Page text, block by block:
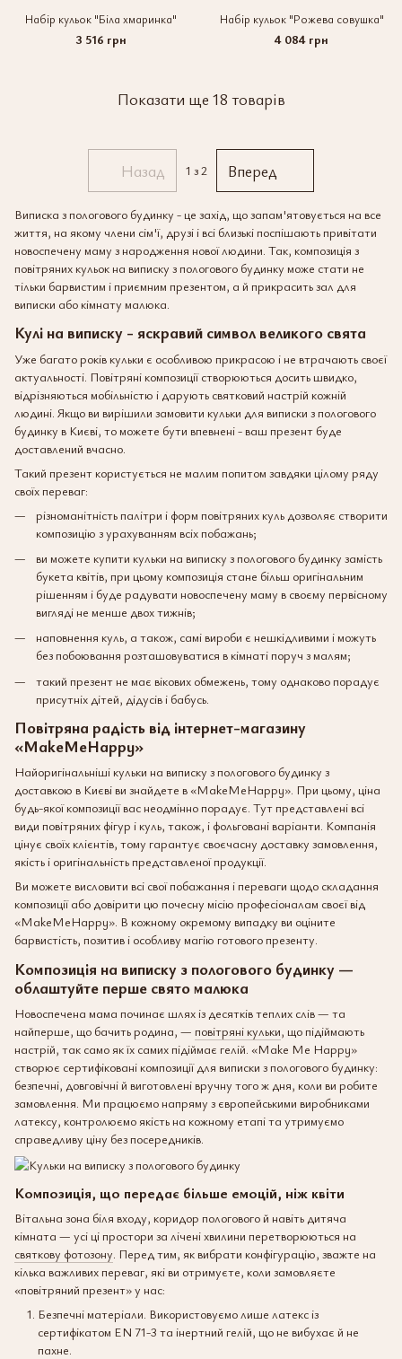
Набір кульок "Біла хмаринка"
3 516 грн
Набір кульок "Рожева совушка"
4 084 грн
Показати ще 18 товарів
Назад 1 з 2 Вперед
Виписка з пологового будинку - це захід, що запам'ятовується на все
життя, на якому члени сім'ї, друзі і всі близькі поспішають привітати
новоспечену маму з народження нової людини. Так, композиція з
повітряних кульок на виписку з пологового будинку може стати не
тільки барвистим і приємним презентом, а й прикрасить зал для
виписки або кімнату малюка.
Кулі на виписку - яскравий символ великого свята
Уже багато років кульки є особливою прикрасою і не втрачають своєї
актуальності. Повітряні композиції створюються досить швидко,
відрізняються мобільністю і дарують святковий настрій кожній
людині. Якщо ви вирішили замовити кульки для виписки з пологового
будинку в Києві, то можете бути впевнені - ваш презент буде
доставлений вчасно.
Такий презент користується не малим попитом завдяки цілому ряду
своїх переваг:
різноманітність палітри і форм повітряних куль дозволяє створити
композицію з урахуванням всіх побажань;
ви можете купити кульки на виписку з пологового будинку замість
букета квітів, при цьому композиція стане більш оригінальним
рішенням і буде радувати новоспечену маму в своєму первісному
вигляді не менше двох тижнів;
наповнення куль, а також, самі вироби є нешкідливими і можуть
без побоювання розташовуватися в кімнаті поруч з малям;
такий презент не має вікових обмежень, тому однаково порадує
присутніх дітей, дідусів і бабусь.
Повітряна радість від інтернет-магазину
«MakeMeHappy»
Найоригінальніші кульки на виписку з пологового будинку з
доставкою в Києві ви знайдете в «MakeMeHappy». При цьому, ціна
будь-якої композиції вас неодмінно порадує. Тут представлені всі
види повітряних фігур і куль, також, і фольговані варіанти. Компанія
цінує своїх клієнтів, тому гарантує своєчасну доставку замовлення,
якість і оригінальність представленої продукції.
Ви можете висловити всі свої побажання і переваги щодо складання
композиції або довірити цю почесну місію професіоналам своєї від
«MakeMeHappy». В кожному окремому випадку ви оціните
барвистість, позитив і особливу магію готового презенту.
Композиція на виписку з пологового будинку —
облаштуйте перше свято малюка
Новоспечена мама починає шлях із десятків теплих слів — та
найперше, що бачить родина, — повітряні кульки, що підіймають
настрій, так само як їх самих підіймає гелій. «Make Me Happy»
створює сертифіковані композиції для виписки з пологового будинку:
безпечні, довговічні й виготовлені вручну того ж дня, коли ви робите
замовлення. Ми працюємо напряму з європейськими виробниками
латексу, контролюємо якість на кожному етапі та утримуємо
справедливу ціну без посередників.
Композиція, що передає більше емоцій, ніж квіти
Вітальна зона біля входу, коридор пологового й навіть дитяча
кімната — усі ці простори за лічені хвилини перетворюються на
святкову фотозону. Перед тим, як вибрати конфігурацію, зважте на
кілька важливих переваг, які ви отримуєте, коли замовляєте
«повітряний презент» у нас:
Безпечні матеріали. Використовуємо лише латекс із
сертифікатом EN 71-3 та інертний гелій, що не вибухає й не
пахне.